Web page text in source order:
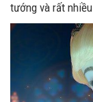
tướng và rất